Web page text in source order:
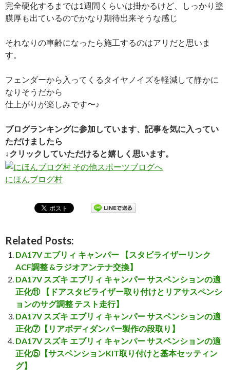
完全硬化するまでは1週間くらいは掛かるけど、しっかり塗
膜厚も出ているのでかなり期待出来そうな感じ
それなりの車齢になったら施工するのはアリだと思いま
す。
フェンダーから入ってくるタイヤノイズを軽減して静かに
なりそうだから
仕上がりが楽しみです〜♪
ブログランキングに参加しています、記事を気に入ってい
ただけましたら
↓クリックしていただけると嬉しく思います。
にほんブログ村
Related Posts:
DA17V エブリィ キャンパー 【スタビライザーリンク
ACF調整 &ラジオアンテナ交換】
DA17V スズキ エブリィ キャンパー サスペンションの適
正化⑪ 【ドアスタビライザー取り付けとリアサスペンシ
ョンのサグ調整 テスト走行】
DA17V スズキ エブリィ キャンパー サスペンションの適
正化⑦【リアボディダンパー製作の段取り】
DA17V スズキ エブリィ キャンパー サスペンションの適
正化⑤【サスペンションKIT取り付けと基本セッティン
グ】